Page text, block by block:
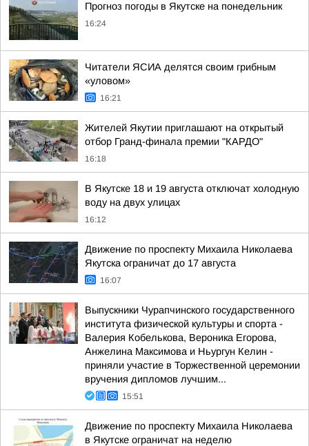
Прогноз погоды в Якутске на понедельник
16:24
Читатели ЯСИА делятся своим грибным
«уловом»
16:21
Жителей Якутии приглашают на открытый
отбор Гранд-финала премии "КАРДО"
16:18
В Якутске 18 и 19 августа отключат холодную
воду на двух улицах
16:12
Движение по проспекту Михаила Николаева
Якутска ограничат до 17 августа
16:07
Выпускники Чурапчинского государственного
института физической культуры и спорта -
Валерия Кобелькова, Вероника Егорова,
Анжелина Максимова и Ньургун Келин -
приняли участие в Торжественной церемонии
вручения дипломов лучшим...
15:51
Движение по проспекту Михаила Николаева
в Якутске ограничат на неделю